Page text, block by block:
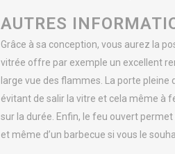
AUTRES
Grâce à sa conception, vous aurez la
vitrée offre par exemple un excellent
large vue des flammes. La porte
évitant de salir la vitre et cela même à
sur la durée. Enfin, le feu ouvert
et même d’un barbecue si vous le